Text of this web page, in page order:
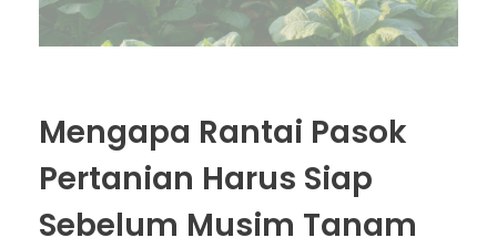
Mengapa Rantai Pasok
Pertanian Harus Siap
Sebelum Musim Tanam